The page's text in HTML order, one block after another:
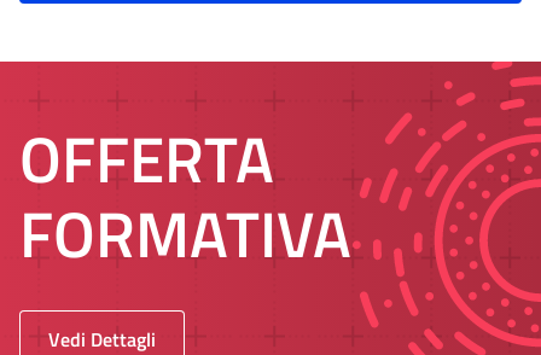
OFFERTA
FORMATIVA
Vedi Dettagli